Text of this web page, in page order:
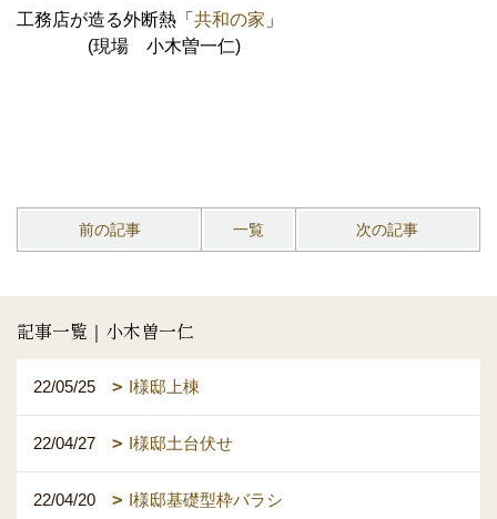
工務店が造る外断熱「 共和の家 」
(現場 小木曽一仁)
前の記事 一覧 次の記事
記事一覧｜小木曽一仁
22/05/25 I様邸上棟
22/04/27 I様邸土台伏せ
22/04/20 I様邸基礎型枠バラシ